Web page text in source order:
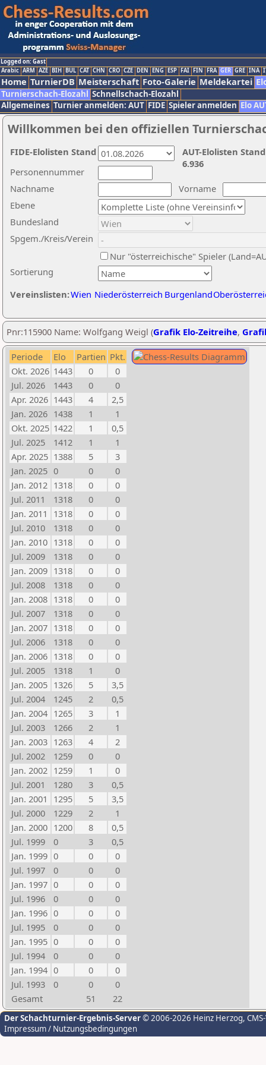
Logged on: Gast
Arabic ARM AZE BIH BUL CAT CHN CRO CZE DEN ENG ESP FAI FIN FRA GER GRE INA
Home TurnierDB Meisterschaft Foto-Galerie Meldekartei
Turnierschach-Elozahl Schnellschach-Elozahl
Allgemeines Turnier anmelden: AUT FIDE Spieler anmelden Elo
Willkommen bei den offiziellen
Nachname
Vorname
Ebene
Sortierung
Personennummer
Bundesland
Spgem./Kreis/Verein
Nur "österreichische" Spieler
Vereinslisten:Wien Niederösterreich Burgenland
AUT-Elolisten
6.936
FIDE-Elolisten Stand
Pnr:115900 Name: Wolfgang Weigl (Grafik Elo-Zeitreihe,
Periode Elo Partien Pkt.
Okt. 2026 1443 0
0
Jul. 2026
1443 0
0
Apr. 2026 1443 4
2,5
Jan. 2026 1438 1
1
Okt. 2025 1422 1
0,5
Jul. 2025
1412 1
1
Apr. 2025 1388 5
3
Jan. 2025 0 0
0
Jan. 2012 1318 0
0
Jul. 2011
1318 0
0
Jan. 2011
1318 0
0
Jul. 2010
1318 0
0
Jan. 2010 1318 0
0
Jul. 2009
1318 0
0
Jan. 2009 1318 0
0
Jul. 2008
1318 0
0
Jan. 2008 1318 0
0
Jul. 2007
1318 0
0
Jan. 2007 1318 0
0
Jul. 2006
1318 0
0
Jan. 2006 1318 0
0
Jul. 2005
1318 1
0
Jan. 2005 1326 5
3,5
Jul. 2004
1245 2
0,5
Jan. 2004 1265 3
1
Jul. 2003
1266 2
1
Jan. 2003 1263 4
2
Jul. 2002
1259 0
0
Jan. 2002 1259 1
0
Jul. 2001
1280 3
0,5
Jan. 2001
1295 5
3,5
Jul. 2000
1229 2
1
Jan. 2000 1200 8
0,5
Jul. 1999
0 3
0,5
Jan. 1999 0 0
0
Jul. 1997
0 0
0
Jan. 1997 0 0
0
Jul. 1996
0 0
0
Jan. 1996 0 0
0
Jul. 1995
0 0
0
Jan. 1995 0 0
0
Jul. 1994
0 0
0
Jan. 1994 0 0
0
Jul. 1993
0 0
0
Gesamt
51 22
Der Schachturnier-Ergebnis-Server© 2006-2026 Heinz Herzog,
Impressum / Nutzungsbedingungen